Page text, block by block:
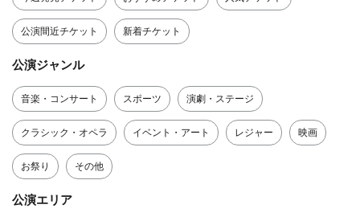
公演間近チケット 新着チケット
公演ジャンル
音楽・コンサート スポーツ 演劇・ステージ
クラシック・オペラ イベント・アート レジャー 映画
お祭り その他
公演エリア